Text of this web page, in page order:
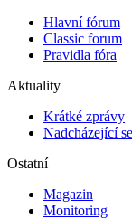
Hlavní fórum
Classic forum
Pravidla fóra
Aktuality
Krátké zprávy
Nadcházející
Ostatní
Magazin
Monitoring